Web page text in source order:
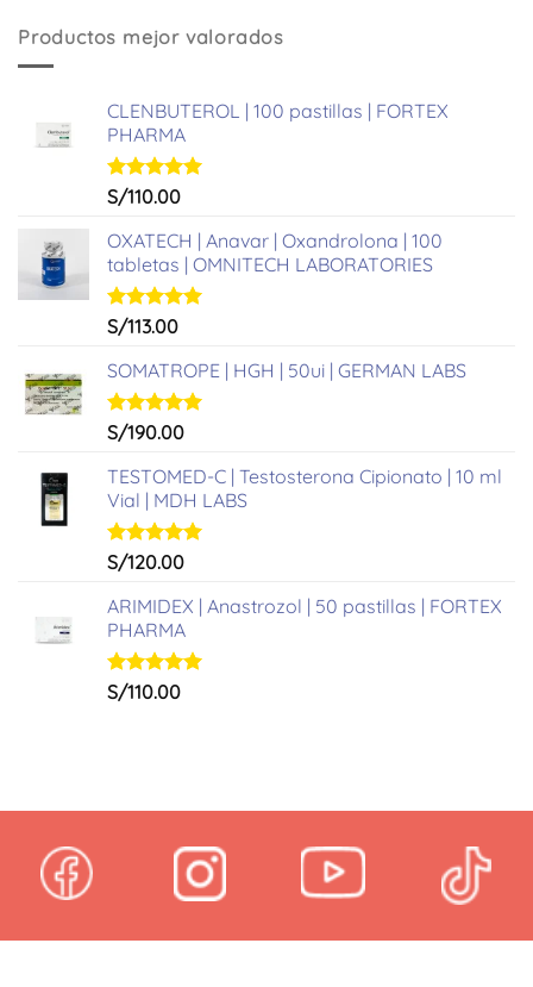
Productos mejor valorados
CLENBUTEROL | 100 pastillas | FORTEX
PHARMA
Valorado
de 5
S/110.00
OXATECH | Anavar | Oxandrolona | 100
tabletas | OMNITECH LABORATORIES
Valorado
de 5
S/113.00
SOMATROPE | HGH | 50ui | GERMAN LABS
Valorado
de 5
S/190.00
TESTOMED-C | Testosterona Cipionato | 10 ml
Vial | MDH LABS
Valorado
de 5
S/120.00
ARIMIDEX | Anastrozol | 50 pastillas | FORTEX
PHARMA
Valorado
S/110.00